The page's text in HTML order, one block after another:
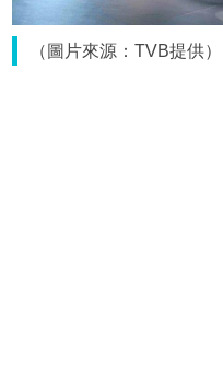
（圖片來源：TVB提供）